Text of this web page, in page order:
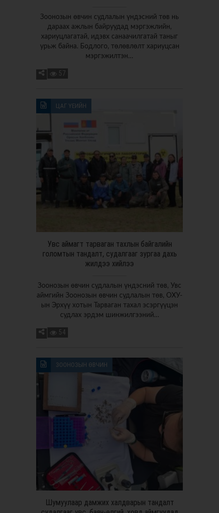
Зоонозын өвчин судлалын үндэсний төв нь
дараах ажлын байруудад мэргэжлийн,
хариуцлагатай, идэвх санаачилгатай таныг
урьж байна. Бодлого, төлөвлөлт хариуцсан
мэргэжилтэн…
57
ЦАГ ҮЕИЙН
Увс аймагт тарваган тахлын байгалийн
голомтын тандалт, судалгааг зургаа дахь
жилдээ хийлээ
Зоонозын өвчин судлалын үндэсний төв, Увс
аймгийн Зоонозын өвчин судлалын төв, ОХУ-
ын Эрхүү хотын Тарваган тахал эсэргүүцэн
судлах эрдэм шинжилгээний…
54
ЗООНОЗЫН ӨВЧИН
Шумуулаар дамжих халдварын тандалт